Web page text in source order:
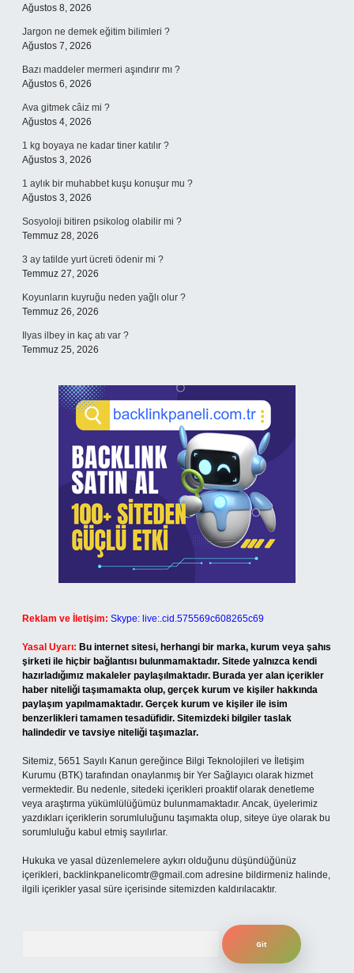
Ağustos 8, 2026
Jargon ne demek eğitim bilimleri ?
Ağustos 7, 2026
Bazı maddeler mermeri aşındırır mı ?
Ağustos 6, 2026
Ava gitmek câiz mi ?
Ağustos 4, 2026
1 kg boyaya ne kadar tiner katılır ?
Ağustos 3, 2026
1 aylık bir muhabbet kuşu konuşur mu ?
Ağustos 3, 2026
Sosyoloji bitiren psikolog olabilir mi ?
Temmuz 28, 2026
3 ay tatilde yurt ücreti ödenir mi ?
Temmuz 27, 2026
Koyunların kuyruğu neden yağlı olur ?
Temmuz 26, 2026
Ilyas ilbey in kaç atı var ?
Temmuz 25, 2026
Reklam ve İletişim: Skype: live:.cid.575569c608265c69
Yasal Uyarı: Bu internet sitesi, herhangi bir marka, kurum veya şahıs
şirketi ile hiçbir bağlantısı bulunmamaktadır. Sitede yalnızca kendi
hazırladığımız makaleler paylaşılmaktadır. Burada yer alan içerikler
haber niteliği taşımamakta olup, gerçek kurum ve kişiler hakkında
paylaşım yapılmamaktadır. Gerçek kurum ve kişiler ile isim
benzerlikleri tamamen tesadüfidir. Sitemizdeki bilgiler taslak
halindedir ve tavsiye niteliği taşımazlar.
Sitemiz, 5651 Sayılı Kanun gereğince Bilgi Teknolojileri ve İletişim
Kurumu (BTK) tarafından onaylanmış bir Yer Sağlayıcı olarak hizmet
vermektedir. Bu nedenle, sitedeki içerikleri proaktif olarak denetleme
veya araştırma yükümlülüğümüz bulunmamaktadır. Ancak, üyelerimiz
yazdıkları içeriklerin sorumluluğunu taşımakta olup, siteye üye olarak bu
sorumluluğu kabul etmiş sayılırlar.
Hukuka ve yasal düzenlemelere aykırı olduğunu düşündüğünüz
içerikleri, backlinkpanelicomtr@gmail.com adresine bildirmeniz halinde,
ilgili içerikler yasal süre içerisinde sitemizden kaldırılacaktır.